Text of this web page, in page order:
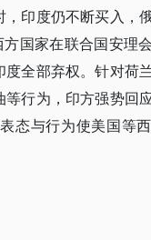
印度仍不断买入，
国家在联合国安理
全部弃权。针对荷
行为，印方强势回
态与行为使美国等